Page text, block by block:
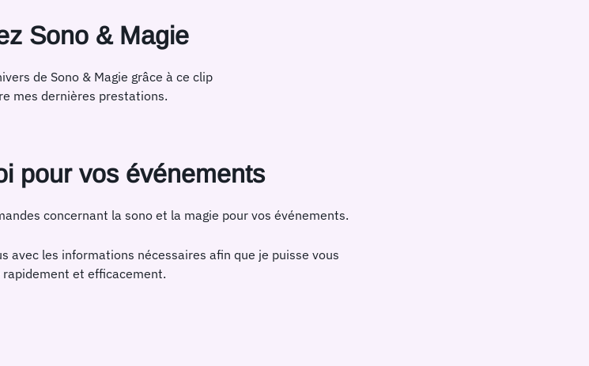
Sono & Magie
de Sono & Magie grâce à ce clip
mes dernières prestations.
pour vos événements
concernant la sono et la magie pour vos événements.
avec les informations nécessaires afin que je puisse vous
rapidement et efficacement.